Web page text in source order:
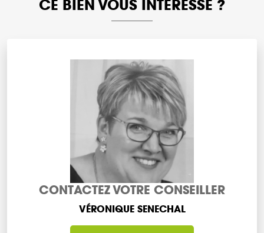
CE BIEN VOUS INTÉRESSE ?
CONTACTEZ VOTRE CONSEILLER
VÉRONIQUE SENECHAL